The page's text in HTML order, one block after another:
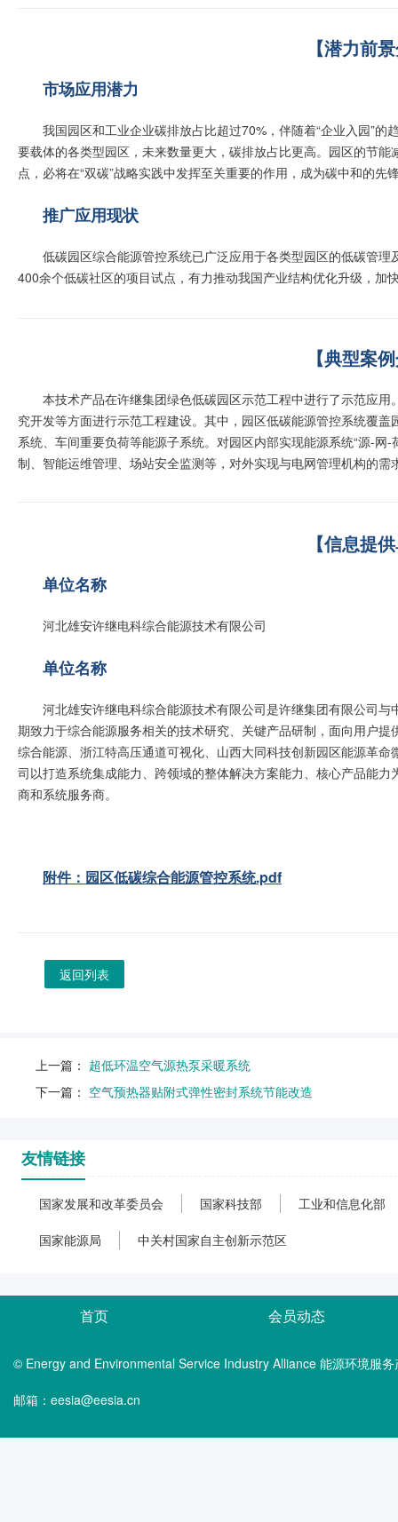
【潜力前
市场应用潜力
我国园区和工业企业碳排放占比超过70%，伴随着“企业入园”
要载体的各类型园区，未来数量更大，碳排放占比更高。园区的节
点，必将在“双碳”战略实践中发挥至关重要的作用，成为碳中和的先
推广应用现状
低碳园区综合能源管控系统已广泛应用于各类型园区的低碳管
400余个低碳社区的项目试点，有力推动我国产业结构优化升级，加
【典型案
本技术产品在许继集团绿色低碳园区示范工程中进行了示范应
究开发等方面进行示范工程建设。其中，园区低碳能源管控系统覆
系统、车间重要负荷等能源子系统。对园区内部实现能源系统“源-
制、智能运维管理、场站安全监测等，对外实现与电网管理机构的
【信息提
单位名称
河北雄安许继电科综合能源技术有限公司
单位名称
河北雄安许继电科综合能源技术有限公司是许继集团有限公司
期致力于综合能源服务相关的技术研究、关键产品研制，面向用户
综合能源、浙江特高压通道可视化、山西大同科技创新园区能源革
司以打造系统集成能力、跨领域的整体解决方案能力、核心产品能
商和系统服务商。
附件：园区低碳综合能源管控系统.pdf
返回列表
上一篇： 超低环温空气源热泵采暖系统
下一篇： 空气预热器贴附式弹性密封系统节能改造
友情链接
国家发展和改革委员会 国家科技部 工业和信息化部
国家能源局 中关村国家自主创新示范区
首页 会员动态
© Energy and Environmental Service Industry Alliance 能源环境服
邮箱：eesia@eesia.cn